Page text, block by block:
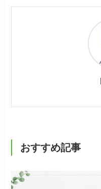
おすすめ記事